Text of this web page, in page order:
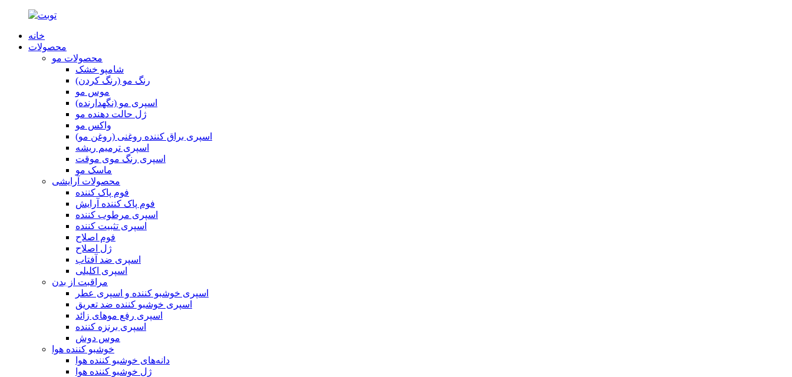
خانه
محصولات
محصولات مو
شامپو خشک
رنگ مو (رنگ کردن)
موس مو
اسپری مو (نگهدارنده)
ژل حالت دهنده مو
واکس مو
اسپری براق کننده روغنی (روغن مو)
اسپری ترمیم ریشه
اسپری رنگ موی موقت
ماسک مو
محصولات آرایشی
فوم پاک کننده
فوم پاک کننده آرایش
اسپری مرطوب کننده
اسپری تثبیت کننده
فوم اصلاح
ژل اصلاح
اسپری ضد آفتاب
اسپری اکلیلی
مراقبت از بدن
اسپری خوشبو کننده و اسپری عطر
اسپری خوشبو کننده ضد تعریق
اسپری رفع موهای زائد
اسپری برنزه کننده
موس دوش
خوشبو کننده هوا
دانه‌های خوشبو کننده هوا
ژل خوشبو کننده هوا